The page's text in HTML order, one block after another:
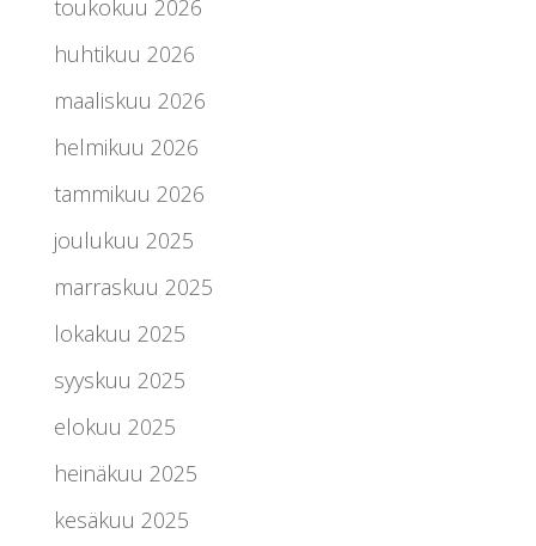
toukokuu 2026
huhtikuu 2026
maaliskuu 2026
helmikuu 2026
tammikuu 2026
joulukuu 2025
marraskuu 2025
lokakuu 2025
syyskuu 2025
elokuu 2025
heinäkuu 2025
kesäkuu 2025